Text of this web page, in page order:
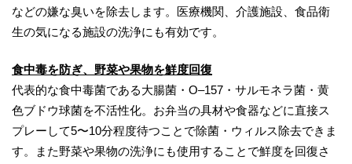
などの嫌な臭いを除去します。医療機関、介護施設、食品衛
生の気になる施設の洗浄にも有効です。
食中毒を防ぎ、野菜や果物を鮮度回復
代表的な食中毒菌である大腸菌・O–157・サルモネラ菌・黄
色ブドウ球菌を不活性化。お弁当の具材や食器などに直接ス
プレーして5〜10分程度待つことで除菌・ウィルス除去できま
す。また野菜や果物の洗浄にも使用することで鮮度を回復さ